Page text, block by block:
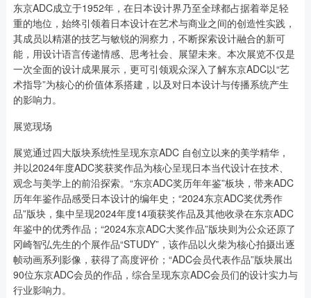
东京ADC成立于1952年，在日本设计界乃至全球都占据着举足轻
重的地位，始终引领着日本设计在艺术与商业之间的创造性实践，
其成员以精湛的技艺与敏锐的洞察力，不断探索设计融合的新可
能，用设计语言传递情感、思考社会、展望未来。本次展览不仅是
一次全面的设计成果展示，更可引领观众深入了解东京ADC以“艺
术指导”为核心的价值体系搭建，以及对日本设计与传播系统产生
的影响力。
展览现场
展览通过四大版块系统性呈现东京ADC 自创立以来的美学精华，
并以2024年度ADC奖获奖作品为核心呈现日本当代设计在技术、
观念与美学上的前沿探索。“东京ADC奖历年年鉴”板块，带来ADC
历年年鉴作品感受日本设计的编年史；“2024东京ADC奖优秀作
品”版块，集中呈现2024年度14项获奖作品及其他收录在东京ADC
年鉴中的优秀作品；“2024东京ADC大奖作品”版块则为公众还原了
冈崎智弘先生的个展作品“STUDY”，该作品以火柴为核心拍摄出逐
帧动画系列影像，获得了高度评价；“ADC会员代表作品”版块展出
90位东京ADC会员的作品，综合呈现东京ADC会员们的设计实力与
行业影响力。